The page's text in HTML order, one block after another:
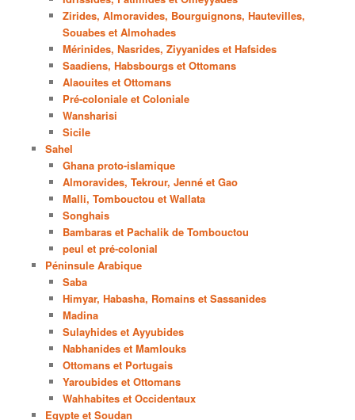
Zirides, Almoravides, Bourguignons, Hautevilles,
Souabes et Almohades
Mérinides, Nasrides, Ziyyanides et Hafsides
Saadiens, Habsbourgs et Ottomans
Alaouites et Ottomans
Pré-coloniale et Coloniale
Wansharisi
Sicile
Sahel
Ghana proto-islamique
Almoravides, Tekrour, Jenné et Gao
Malli, Tombouctou et Wallata
Songhais
Bambaras et Pachalik de Tombouctou
peul et pré-colonial
Péninsule Arabique
Saba
Himyar, Habasha, Romains et Sassanides
Madina
Sulayhides et Ayyubides
Nabhanides et Mamlouks
Ottomans et Portugais
Yaroubides et Ottomans
Wahhabites et Occidentaux
Egypte et Soudan